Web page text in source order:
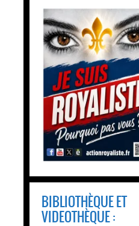
BIBLIOTHÈQUE ET
VIDEOTHÈQUE :